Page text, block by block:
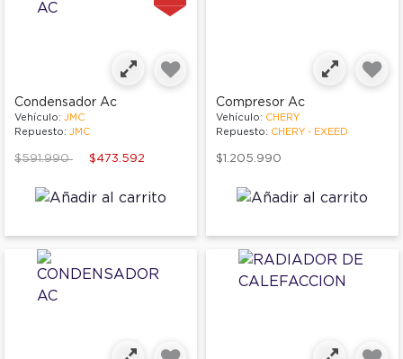
Condensador Ac
Vehículo: JMC
Repuesto: JMC
Price reduced from
$591.990to $473.592
Compresor Ac
Vehículo: CHERY
Repuesto: CHERY - EXEED
$1.205.990